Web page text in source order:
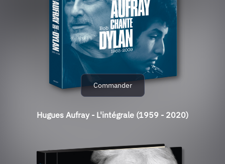
Commander
Hugues Aufray - L'intégrale (1959 - 2020)